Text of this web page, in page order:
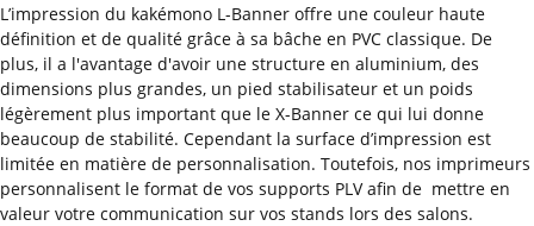
L’impression du kakémono L-Banner offre une couleur haute
définition et de qualité grâce à sa bâche en PVC classique. De
plus, il a l'avantage d'avoir une structure en aluminium, des
dimensions plus grandes, un pied stabilisateur et un poids
légèrement plus important que le X-Banner ce qui lui donne
beaucoup de stabilité. Cependant la surface d’impression est
limitée en matière de personnalisation. Toutefois, nos imprimeurs
personnalisent le format de vos supports PLV afin de mettre en
valeur votre communication sur vos stands lors des salons.